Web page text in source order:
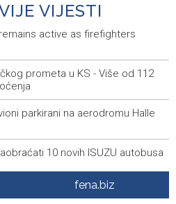
VIJESTI
active as firefighters
prometa u KS - Više od 112
parkirani na aerodromu Halle
10 novih ISUZU autobusa
je da poštuje Hrvatsku
fena.biz